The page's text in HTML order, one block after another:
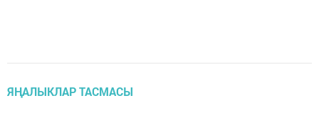
ЯҢАЛЫКЛАР ТАСМАСЫ